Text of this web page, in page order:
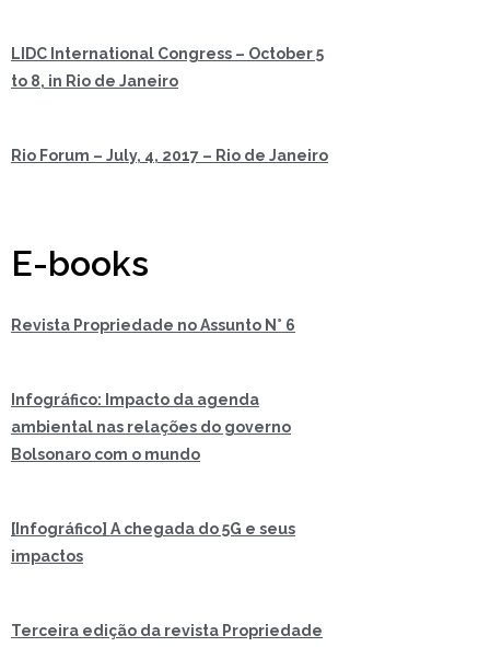
LIDC International Congress – October 5
to 8, in Rio de Janeiro
Rio Forum – July, 4, 2017 – Rio de Janeiro
E-books
Revista Propriedade no Assunto N° 6
Infográfico: Impacto da agenda
ambiental nas relações do governo
Bolsonaro com o mundo
[Infográfico] A chegada do 5G e seus
impactos
Terceira edição da revista Propriedade